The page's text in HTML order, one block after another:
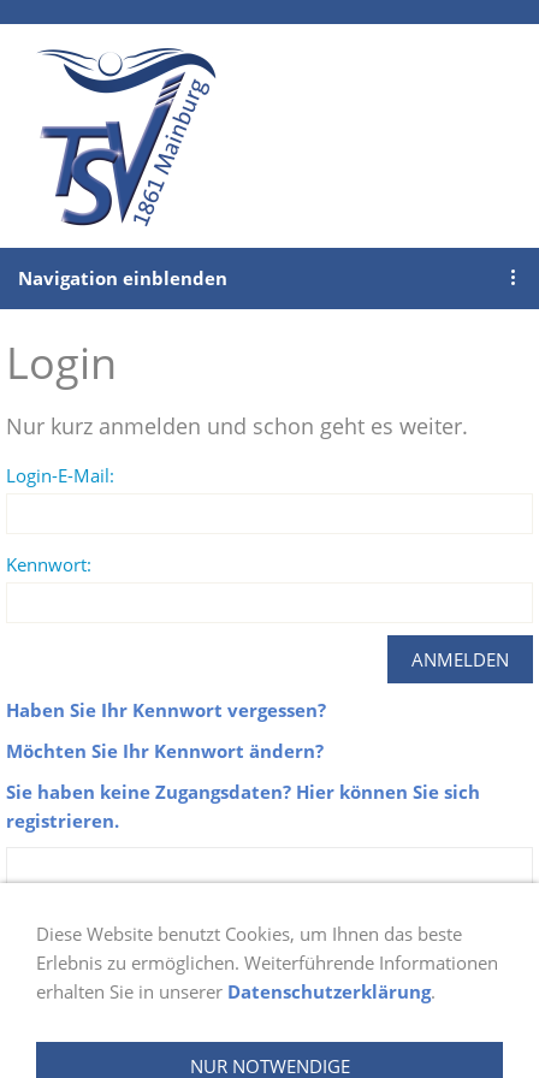
Navigation einblenden
Login
Nur kurz anmelden und schon geht es weiter.
Login-E-Mail:
Kennwort:
Haben Sie Ihr Kennwort vergessen?
Möchten Sie Ihr Kennwort ändern?
Sie haben keine Zugangsdaten? Hier können Sie sich
registrieren.
Zu unseren Galerien erhalten nur Aktive
Mitglieder der Abteilung Schwimmen Zugang.
Sobald du dich bei uns angemeldet hast, prüfen
wir ob du berechtigt bist und schalten danach
deinen Login frei. Die Freischaltung wird ein bis
zwei Tage in Anspruch nehmen.
Diese Website benutzt Cookies, um Ihnen das beste
Erlebnis zu ermöglichen. Weiterführende Informationen
erhalten Sie in unserer Datenschutzerklärung.
NUR NOTWENDIGE